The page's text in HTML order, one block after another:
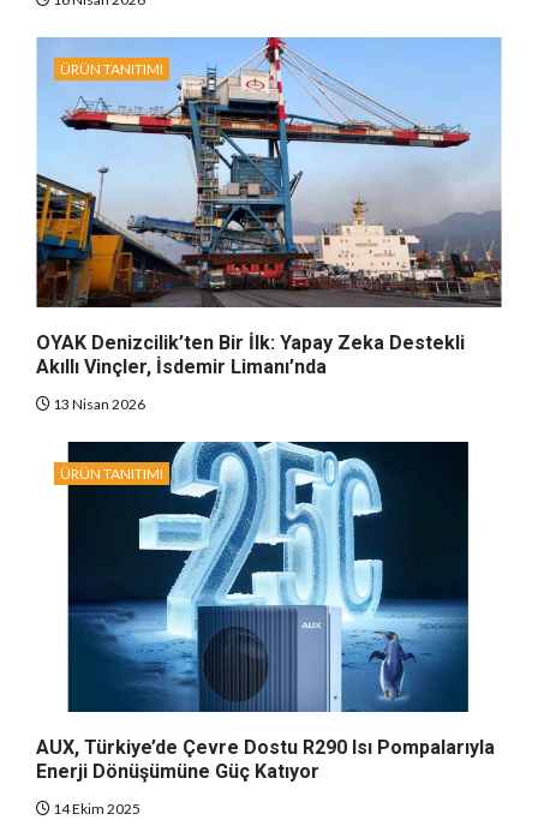
ÜRÜN TANITIMI
OYAK Denizcilik’ten Bir İlk: Yapay Zeka Destekli
Akıllı Vinçler, İsdemir Limanı’nda
13 Nisan 2026
ÜRÜN TANITIMI
AUX, Türkiye’de Çevre Dostu R290 Isı Pompalarıyla
Enerji Dönüşümüne Güç Katıyor
14 Ekim 2025